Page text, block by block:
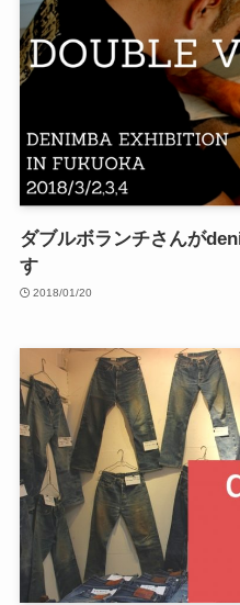
ダブルボランチさんが
す
2018/01/20